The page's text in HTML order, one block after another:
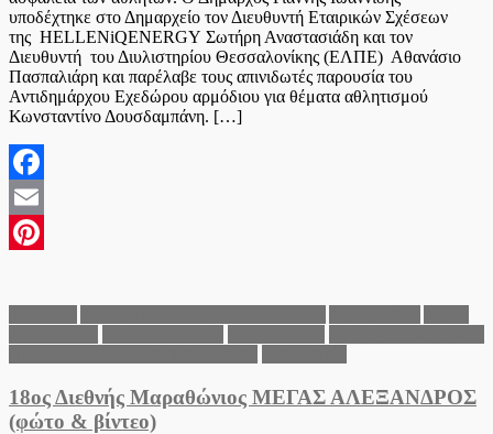
υποδέχτηκε στο Δημαρχείο τον Διευθυντή Εταιρικών Σχέσεων
της HELLENiQENERGY Σωτήρη Αναστασιάδη και τον
Διευθυντή του Διυλιστηρίου Θεσσαλονίκης (ΕΛΠΕ) Αθανάσιο
Πασπαλιάρη και παρέλαβε τους απινιδωτές παρουσία του
Αντιδημάρχου Εχεδώρου αρμόδιου για θέματα αθλητισμού
Κωνσταντίνο Δουσδαμπάνη. […]
Facebook
Email
18ος Διεθνής Μαραθώνιος ΜΕΓΑΣ ΑΛΕΞΑΝΔΡΟΣ
(φώτο & βίντεο)